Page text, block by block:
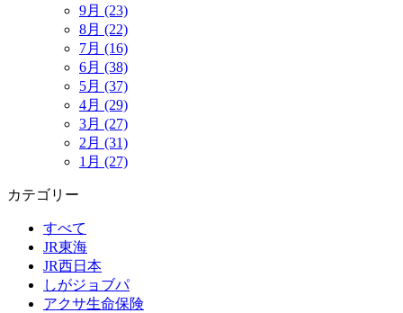
9月 (23)
8月 (22)
7月 (16)
6月 (38)
5月 (37)
4月 (29)
3月 (27)
2月 (31)
1月 (27)
カテゴリー
すべて
JR東海
JR西日本
しがジョブパ
アクサ生命保険